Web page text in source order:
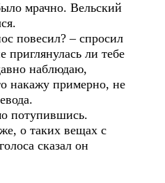
мрачно. Вельский
повесил? – спросил
ли тебе
наблюдаю,
накажу примерно, не
потупившись.
о таких вещах с
сказал он